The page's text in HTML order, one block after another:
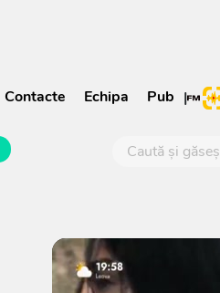
Contacte Echipa Pub |